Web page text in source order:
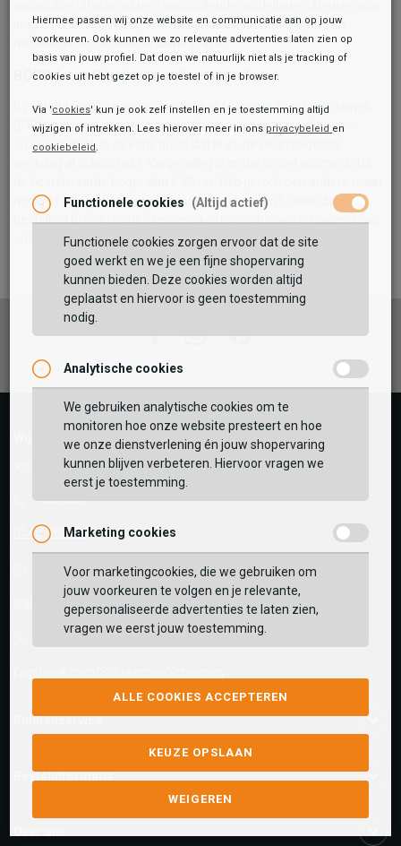
Toegevoegd aan je winkeltas!
BEKIJK WINKELTAS
VERDER WINKELEN
Vaak samen gekocht met
jong en oud: van instappers en sandalen tot aan slippers en
modellen met de leukste dierenprints.
BOBS from Skechers online bestellen
Bij Schuurman Schoenen bestel je je favoriete Skechers dames
BOBS snel en eenvoudig online. Als je je online bestelling voor
20.00 uur doet, is de kans groot dat je ze de eerstvolgende
nodig of ben je niet tevreden over de schoenen? Stuur dan je
bestelling BOBS froms Skechers kosteloos binnen 30 dagen naar
ons retour. Dat maakt het online shoppen nog leuker!
Wij helpen je graag!
Klantenservice is gesloten
Telefoon
0545-280081
E-mail Antwoord binnen 24 uur
webshop@schuurman-schoenen.nl
Facebook chat
Klantenservice
Bestelinformatie
Hiermee passen wij onze website en communicatie aan op jouw
voorkeuren. Ook kunnen we zo relevante advertenties laten zien op
basis van jouw profiel. Dat doen we natuurlijk niet als je tracking of
cookies uit hebt gezet op je toestel of in je browser.
Via 'cookies' kun je ook zelf instellen en je toestemming altijd
wijzigen of intrekken. Lees hierover meer in ons privacybeleid en
cookiebeleid .
Functionele cookies (Altijd actief)
Functionele cookies zorgen ervoor dat de site
goed werkt en we je een fijne shopervaring
kunnen bieden. Deze cookies worden altijd
geplaatst en hiervoor is geen toestemming
nodig.
Analytische cookies
We gebruiken analytische cookies om te
monitoren hoe onze website presteert en hoe
we onze dienstverlening én jouw shopervaring
kunnen blijven verbeteren. Hiervoor vragen we
eerst je toestemming.
Marketing cookies
Voor marketingcookies, die we gebruiken om
jouw voorkeuren te volgen en je relevante,
gepersonaliseerde advertenties te laten zien,
vragen we eerst jouw toestemming.
ALLE COOKIES ACCEPTEREN
KEUZE OPSLAAN
WEIGEREN